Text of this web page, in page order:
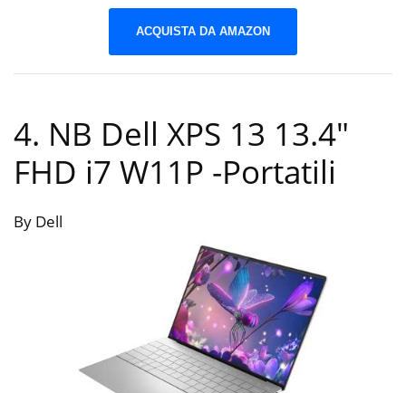
ACQUISTA DA AMAZON
4. NB Dell XPS 13 13.4″
FHD i7 W11P -Portatili
By Dell